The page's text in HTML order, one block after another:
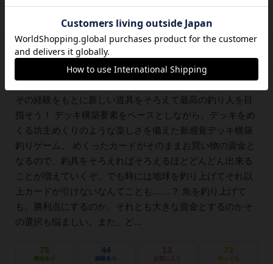
ランカーフィッシュ（Lunker FISH）
デッキから魚を釣る？ 今までなかったデッキ構築ゲーム
レビュー
3件
プレイ人数
2～4人
その経験をもとに新しい道具をそろえて最高の釣り人を目
指そう！ デッキ構築要素をベースとしながら、デッキをめ
くる坊主めくりのような楽しさを備えた新感覚デッキ構築
釣りゲーム。 めくったカードがそのままお買い物の資金と
なるので、釣具をそろえればそろえるほどどんどん出来る
ことが増えていくぞ。でも時には地球を釣り上げてそれ以
上カードが引けないなんてことも……？ 魚を釣り上げて
も、勝利点にするのか、それとも大きな資金とするのかそ
の選択も悩ましい。また、ど...
75
興味あり
44
経験あり
13
お気に入り
73
持ってる